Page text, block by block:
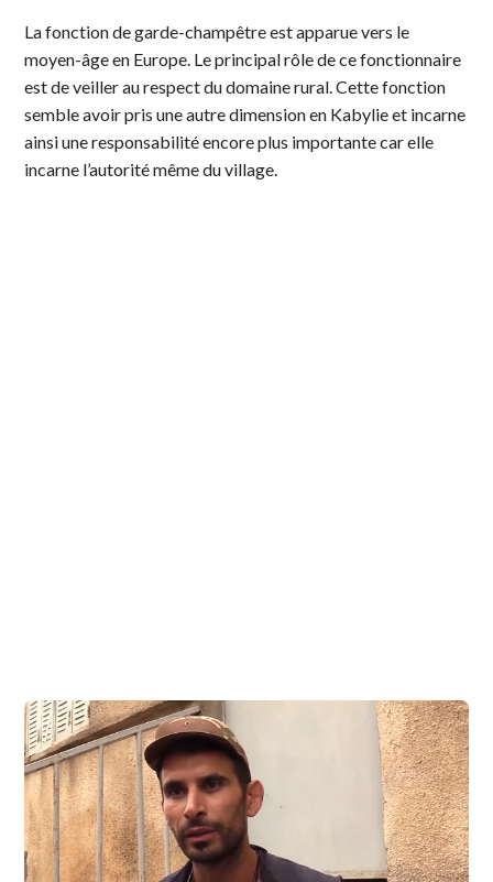
La fonction de garde-champêtre est apparue vers le
moyen-âge en Europe. Le principal rôle de ce fonctionnaire
est de veiller au respect du domaine rural. Cette fonction
semble avoir pris une autre dimension en Kabylie et incarne
ainsi une responsabilité encore plus importante car elle
incarne l’autorité même du village.